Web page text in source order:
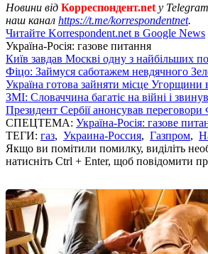
Новини від Корреспондент.net у
наш канал https://t.me/korrespondentnet.
Читайте Korrespondent.net в Google News
Україна-Росія: газове питання
Київ завдав Москві одну з найбільших
Фіцо: Займуся саботажем невдячного
Україна готова зайняти місце
ЗМІ: Словаччина багатіє на війні і
Президент Сербії анонсував переговори
СПЕЦТЕМА: Україна-Росія: газове
ТЕГИ: газ, Украина-Россия, Газпром,
Якщо ви помітили помилку, виділіть
натисніть Ctrl + Enter, щоб повідомити